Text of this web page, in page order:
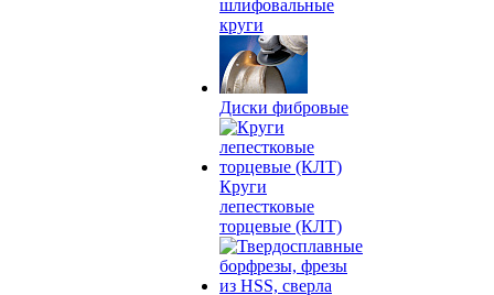
шлифовальные
круги
Диски фибровые
Круги
лепестковые
торцевые (КЛТ)